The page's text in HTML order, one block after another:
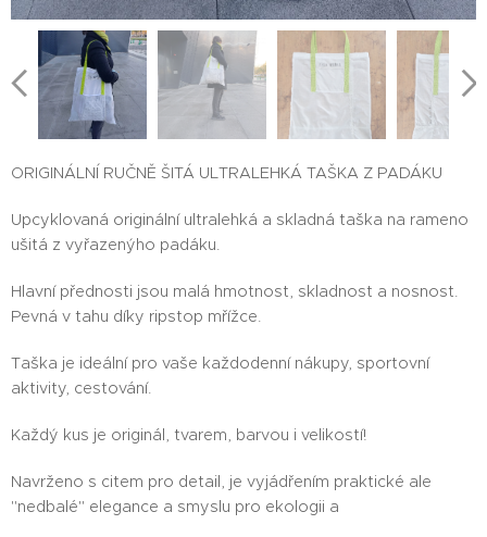
ORIGINÁLNÍ RUČNĚ ŠITÁ ULTRALEHKÁ TAŠKA Z PADÁKU
Upcyklovaná originální ultralehká a skladná taška na rameno
ušitá z vyřazenýho padáku.
Hlavní přednosti jsou malá hmotnost, skladnost a nosnost.
Pevná v tahu díky ripstop mřížce.
Taška je ideální pro vaše každodenní nákupy, sportovní
aktivity, cestování.
Každý kus je originál, tvarem, barvou i velikostí!
Navrženo s citem pro detail, je vyjádřením praktické ale
"nedbalé" elegance a smyslu pro ekologii a